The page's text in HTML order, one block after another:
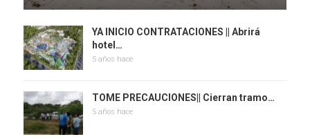
YA INICIO CONTRATACIONES || Abrirá
hotel…
5 años hace
TOME PRECAUCIONES|| Cierran tramo…
5 años hace